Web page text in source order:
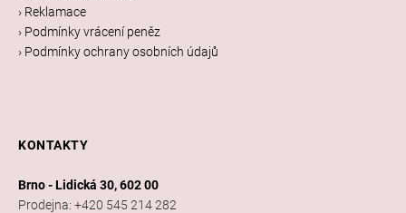
› Reklamace
› Podmínky vrácení peněz
› Podmínky ochrany osobních údajů
KONTAKTY
Brno - Lidická 30, 602 00
Prodejna: +420 545 214 282